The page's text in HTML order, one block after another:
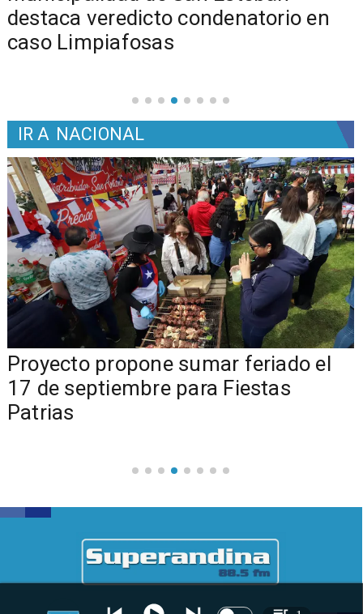
destaca veredicto condenatorio en
caso Limpiafosas
IR A NACIONAL
Proyecto propone sumar feriado el
17 de septiembre para Fiestas
Patrias